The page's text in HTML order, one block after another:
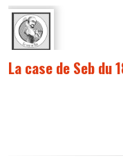
La case de Seb du